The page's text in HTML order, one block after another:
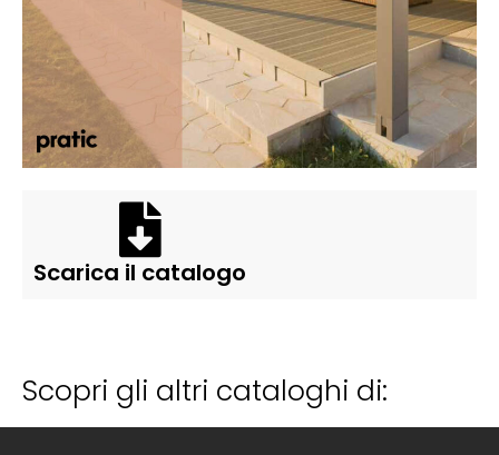
Scarica il catalogo
Scopri gli altri cataloghi di: